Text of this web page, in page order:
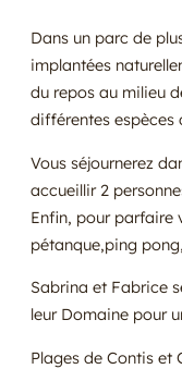
Dans un parc de
implantées
du repos au milieu
différentes espèces
Vous séjournerez
accueillir 2
Enfin, pour parfaire
pétanque,ping
Sabrina et Fabrice
leur Domaine pour
Plages de Contis et